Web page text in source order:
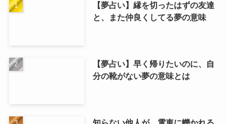
【夢占い】縁を切ったはずの友達
と、また仲良くしてる夢の意味
【夢占い】早く帰りたいのに、自
分の靴がない夢の意味とは